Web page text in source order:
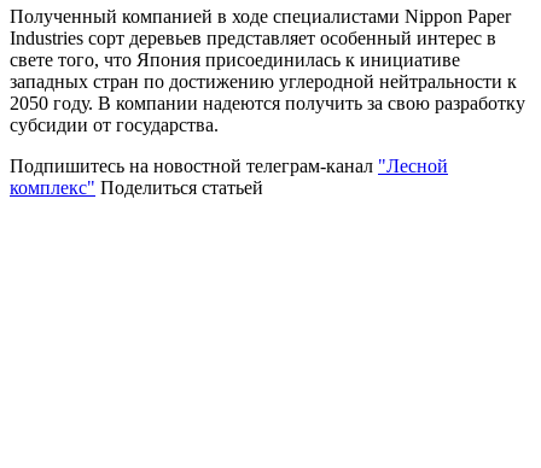
Полученный компанией в ходе специалистами Nippon Paper
Industries сорт деревьев представляет особенный интерес в
свете того, что Япония присоединилась к инициативе
западных стран по достижению углеродной нейтральности к
2050 году. В компании надеются получить за свою разработку
субсидии от государства.
Подпишитесь на новостной телеграм-канал "Лесной
комплекс" Поделиться статьей